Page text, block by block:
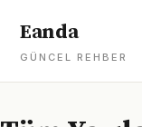
Eanda
GÜNCEL REHBER